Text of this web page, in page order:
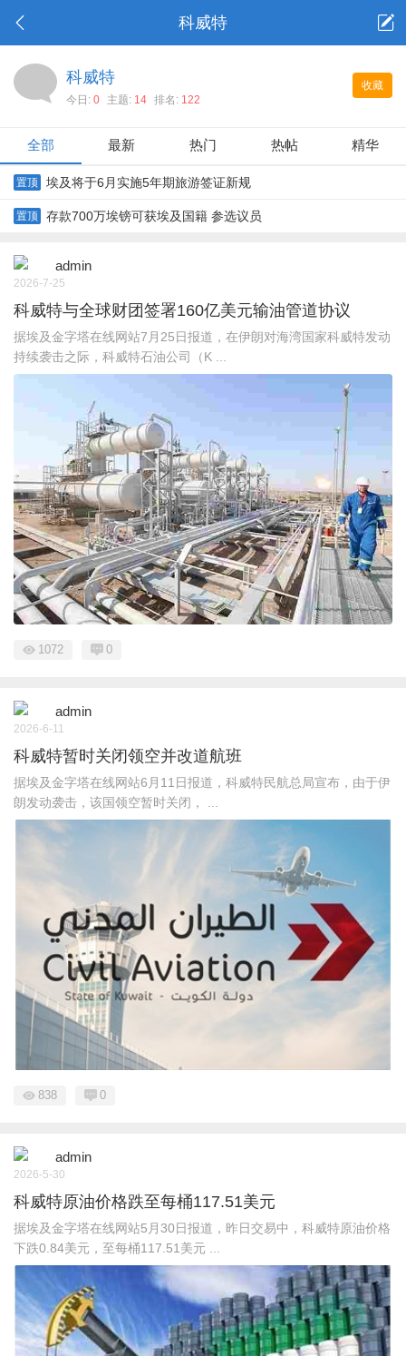
科威特
收藏
科威特
今日: 0 主题: 14 排名: 122
全部 最新 热门 热帖 精华
置顶 埃及将于6月实施5年期旅游签证新规
置顶 存款700万埃镑可获埃及国籍 参选议员
admin
2026-7-25
科威特与全球财团签署160亿美元输油管道协议
据埃及金字塔在线网站7月25日报道，在伊朗对海湾国家科威特发动
持续袭击之际，科威特石油公司（K ...
1072 0
admin
2026-6-11
科威特暂时关闭领空并改道航班
据埃及金字塔在线网站6月11日报道，科威特民航总局宣布，由于伊
朗发动袭击，该国领空暂时关闭， ...
838 0
admin
2026-5-30
科威特原油价格跌至每桶117.51美元
据埃及金字塔在线网站5月30日报道，昨日交易中，科威特原油价格
下跌0.84美元，至每桶117.51美元 ...